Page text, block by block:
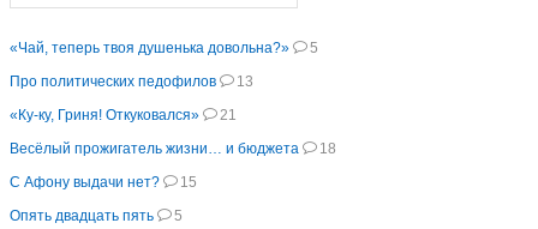
«Чай, теперь твоя душенька довольна?»
5
Про политических педофилов
13
«Ку-ку, Гриня! Откуковался»
21
Весёлый прожигатель жизни… и бюджета
18
С Афону выдачи нет?
15
Опять двадцать пять
5